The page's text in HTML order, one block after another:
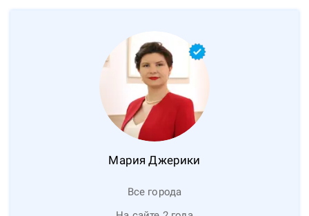
Мария Джерики
Все города